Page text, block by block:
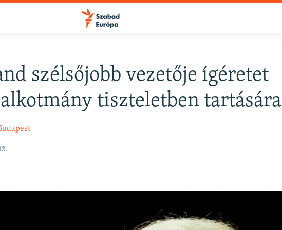
szélsőjobb vezetője ígéretet
tiszteletben tartására
FELIRATKOZÁS